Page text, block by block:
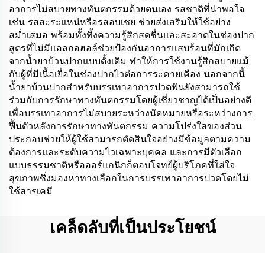
อาการไม่สบายทางทันตกรรมด้วยตนเอง รสชาติที่น่าพอใจ
เช่น รสสะระแหน่หรือรสอบเชย ช่วยส่งเสริมให้ใช้อย่าง
สม่ำเสมอ พร้อมทั้งทิ้งความรู้สึกสดชื่นและสะอาดในช่องปาก
สูตรที่ไม่มีแอลกอฮอล์ช่วยป้องกันอาการแสบร้อนที่มักเกิด
จากน้ำยาบ้วนปากแบบดั้งเดิม ทำให้การใช้งานรู้สึกสบายแม้
กับผู้ที่มีเนื้อเยื่อในช่องปากไวต่อการระคายเคือง นอกจากนี้
น้ำยาบ้วนปากสำหรับบรรเทาอาการปวดฟันยังสามารถใช้
ร่วมกับการรักษาทางทันตกรรมโดยผู้เชี่ยวชาญได้เป็นอย่างดี
เพื่อบรรเทาอาการไม่สบายระหว่างนัดหมายหรือระหว่างการ
ฟื้นตัวหลังการรักษาทางทันตกรรม ความโปร่งใสของส่วน
ประกอบช่วยให้ผู้ใช้สามารถตัดสินใจอย่างมีข้อมูลตามความ
ต้องการและระดับความไวเฉพาะบุคคล และการมีตัวเลือก
แบบธรรมชาติหรือออร์แกนิกก็ตอบโจทย์ผู้บริโภคที่ใส่ใจ
สุขภาพซึ่งมองหาทางเลือกในการบรรเทาอาการปวดโดยไม่
ใช้สารเคมี
เคล็ดลับที่เป็นประโยชน์